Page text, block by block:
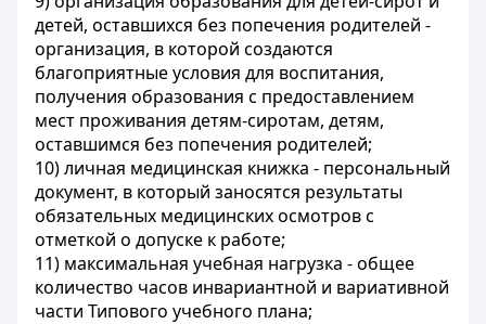
детей, оставшихся без попечения родителей -
организация, в которой создаются
благоприятные условия для воспитания,
получения образования с предоставлением
мест проживания детям-сиротам, детям,
оставшимся без попечения родителей;
10) личная медицинская книжка - персональный
документ, в который заносятся результаты
обязательных медицинских осмотров с
отметкой о допуске к работе;
11) максимальная учебная нагрузка - общее
количество часов инвариантной и вариативной
части Типового учебного плана;